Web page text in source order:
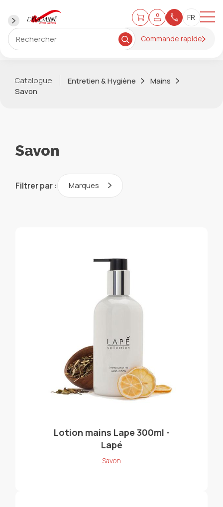
Commande rapide
Catalogue Entretien & Hygiène
Mains
Savon
Savon
Filtrer par : Marques
Lotion mains Lape 300ml -
Lapé
Savon